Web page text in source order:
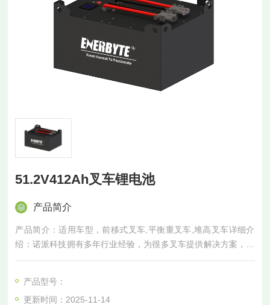
51.2V412Ah叉车锂电池
产品简介
产品简介：适用车型，前移式叉车,平衡重叉车,堆高叉车详细介
绍：诺派科技拥有多年行业经验，为很多叉车提供解决方案，锂
电池完美适配市面上98%的品牌和型号的叉车。适
产品型号：
更新时间：2025-11-14